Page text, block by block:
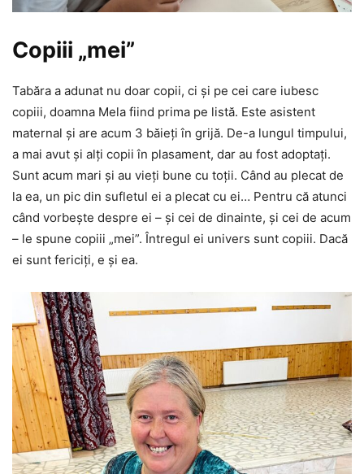
Copiii „mei”
Tabăra a adunat nu doar copii, ci și pe cei care iubesc
copiii, doamna Mela fiind prima pe listă. Este asistent
maternal și are acum 3 băieți în grijă. De-a lungul timpului,
a mai avut și alți copii în plasament, dar au fost adoptați.
Sunt acum mari și au vieți bune cu toții. Când au plecat de
la ea, un pic din sufletul ei a plecat cu ei… Pentru că atunci
când vorbește despre ei – și cei de dinainte, și cei de acum
– le spune copiii „mei”. Întregul ei univers sunt copiii. Dacă
ei sunt fericiți, e și ea.